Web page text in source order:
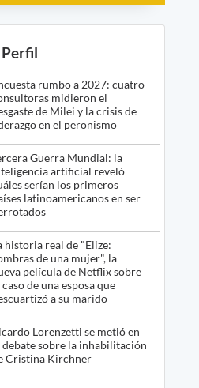
Perfil
rumbo a 2027: cuatro
midieron el
de Milei y la crisis de
en el peronismo
Guerra Mundial: la
artificial reveló
serían los primeros
latinoamericanos en ser
historia real de "Elize:
de una mujer", la
película de Netflix sobre
caso de una esposa que
a su marido
Lorenzetti se metió en
debate sobre la inhabilitación
Cristina Kirchner